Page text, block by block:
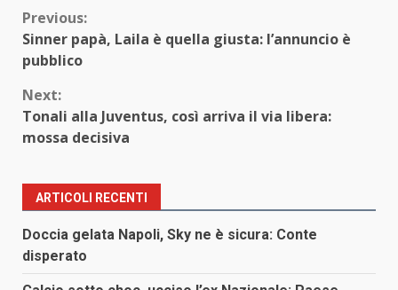
Continue
Reading
Previous:
Sinner papà, Laila è quella giusta: l’annuncio è
pubblico
Next:
Tonali alla Juventus, così arriva il via libera:
mossa decisiva
ARTICOLI RECENTI
Doccia gelata Napoli, Sky ne è sicura: Conte
disperato